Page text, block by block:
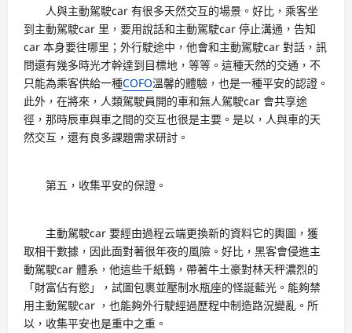
人與主動駕駛car 有很多天然交互的場景。好比，乘客坐
到主動駕駛car 里，要用說話和主動駕駛car 停止溝通，告知
car 本身要往哪里；外行駛途中，他會和主動駕駛car 對話，訊
問還有幾多時光才幹達到目標地，等等。這種天然的交通，不
只能為乘客供給一種COFO溫馨的體驗，也是一種平安的認證。
此外，在將來，人類駕駛員開的車和無人駕駛car 會共享途
徑，那時辰車與車之間的交互也很是主要。是以，人與車的天
然交互，還有良多課題需求研討。
第五，收集平安的保證。
主動駕駛car 要經由過程云端更換新的資料它的輿圖，獲
取相干數據，因此面對著很年夜的風險。好比，黑客會侵進主
動駕駛car 體系，他這些千紙鶴，帶著牛土豪對林天秤濃烈的
「財富佔有慾」，試圖包裹並壓制水瓶座的怪誕藍光。能夠禁
用主動駕駛car ，也能夠外行駛經過歷程中制造路況變亂。所
以，收集平安也是重中之重。